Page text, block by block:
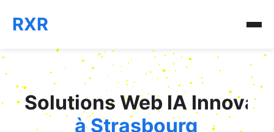
RXR
Solutions Web IA
à Strasbourg